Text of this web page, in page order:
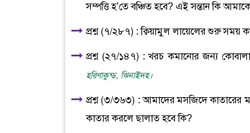
সম্পত্তি হ’তে বঞ্চিত হবে? এই সন্তান কি
প্রশ্ন (৭/২৮৭) : ক্বিয়ামুল লায়েলের শুরু সময়
প্রশ্ন (২৭/১৪৭) : খরচ কমানোর জন্য কোবালা
হরিণাকুন্ড, ঝিনাইদহ।
প্রশ্ন (৩/৩৬৩) : আমাদের মসজিদে কাতারের
কাতার করলে ছালাত হবে কি?